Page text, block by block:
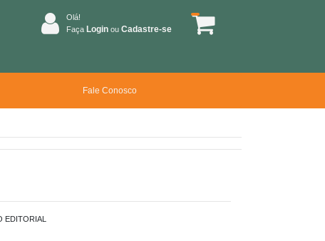
Olá!
Faça Login ou Cadastre-se
Fale Conosco
EDITORIAL